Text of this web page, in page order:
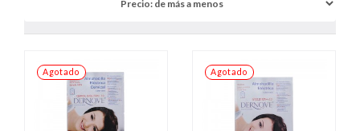
Agotado Agotado